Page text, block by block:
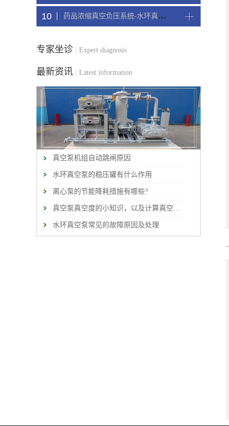
药品浓缩真空负压系统-水环真空机组
10
专家坐诊 | Expert diagnosis
最新资讯 | Latest information
真空泵机组自动跳闸原因
水环真空泵的稳压罐有什么作用
离心泵的节能降耗措施有哪些?
真空泵真空度的小知识，以及计算真空度的方式
水环真空泵常见的故障原因及处理